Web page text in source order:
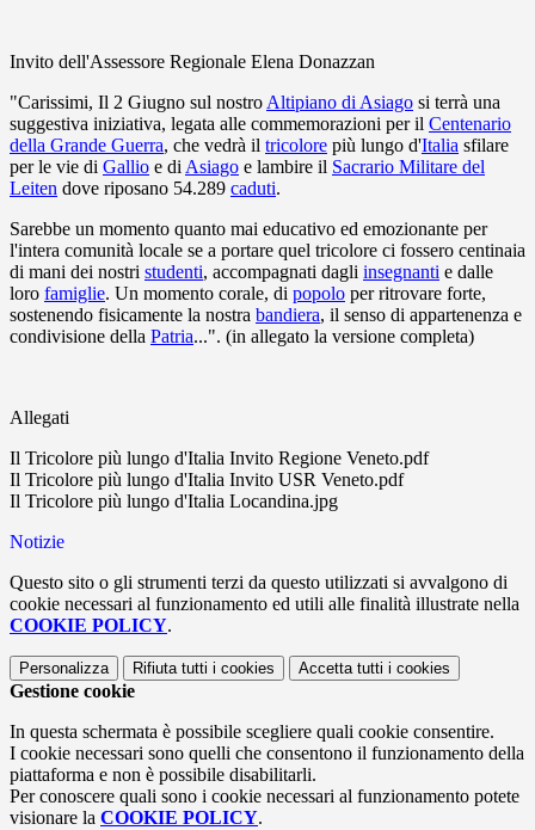
Invito dell'Assessore Regionale Elena Donazzan
"Carissimi, Il 2 Giugno sul nostro Altipiano di Asiago si terrà una
suggestiva iniziativa, legata alle commemorazioni per il Centenario
della Grande Guerra, che vedrà il tricolore più lungo d'Italia sfilare
per le vie di Gallio e di Asiago e lambire il Sacrario Militare del
Leiten dove riposano 54.289 caduti.
Sarebbe un momento quanto mai educativo ed emozionante per
l'intera comunità locale se a portare quel tricolore ci fossero centinaia
di mani dei nostri studenti, accompagnati dagli insegnanti e dalle
loro famiglie. Un momento corale, di popolo per ritrovare forte,
sostenendo fisicamente la nostra bandiera, il senso di appartenenza e
condivisione della Patria...". (in allegato la versione completa)
Allegati
Il Tricolore più lungo d'Italia Invito Regione Veneto.pdf
Il Tricolore più lungo d'Italia Invito USR Veneto.pdf
Il Tricolore più lungo d'Italia Locandina.jpg
Notizie
Questo sito o gli strumenti terzi da questo utilizzati si avvalgono di
cookie necessari al funzionamento ed utili alle finalità illustrate nella
COOKIE POLICY.
Personalizza Rifiuta tutti i cookies Accetta tutti i cookies
Gestione cookie
In questa schermata è possibile scegliere quali cookie consentire.
I cookie necessari sono quelli che consentono il funzionamento della
piattaforma e non è possibile disabilitarli.
Per conoscere quali sono i cookie necessari al funzionamento potete
visionare la COOKIE POLICY.